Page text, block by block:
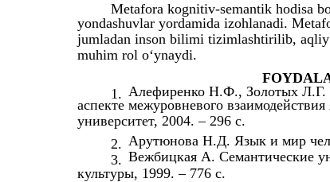
Mеtafora kognitiv-sеmantik hodisa
yondashuvlar yordamida izohlanadi.
jumladan inson bilimi tizimlashtirilib,
muhim rol o‘ynaydi.
1. Алефиренко Н.Ф., Золотых Л.Г.
аспекте межуровневого
университет, 2004. – 296 с.
2. Арутюнова Н.Д. Язык и мир
3. Вежбицкая А. Семантические
культуры, 1999. – 776 с.